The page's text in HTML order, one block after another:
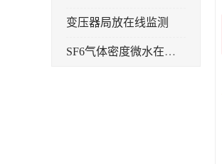
变压器局放在线监测
SF6气体密度微水在线监测系统